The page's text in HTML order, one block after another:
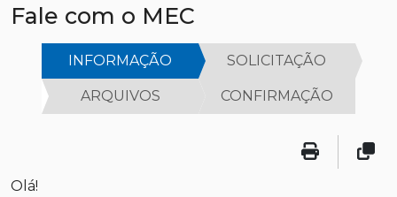
Fale com o MEC
INFORMAÇÃO SOLICITAÇÃO
ARQUIVOS CONFIRMAÇÃO
Olá!